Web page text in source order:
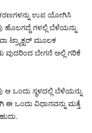
ಉಪ ಯೋಗಿಸಿ
ಹೊಲಗದ್ದೆ ಗಳಲ್ಲಿ ಬೆಳೆಯನ್ನು
ಟ್ರ್ಯಾಕ್ಟರ್ ಮೂಲಕ
ವುದರಿಂದ ಬೇಗನೆ ಅಲ್ಲಿ ಗರಿಕೆ
ಒಂದು ಸ್ಥಳದಲ್ಲಿ ಬೆಳೆಯನ್ನು
ಒಂದು ವಿಧಾನವನ್ನು ಮತ್ತೆ